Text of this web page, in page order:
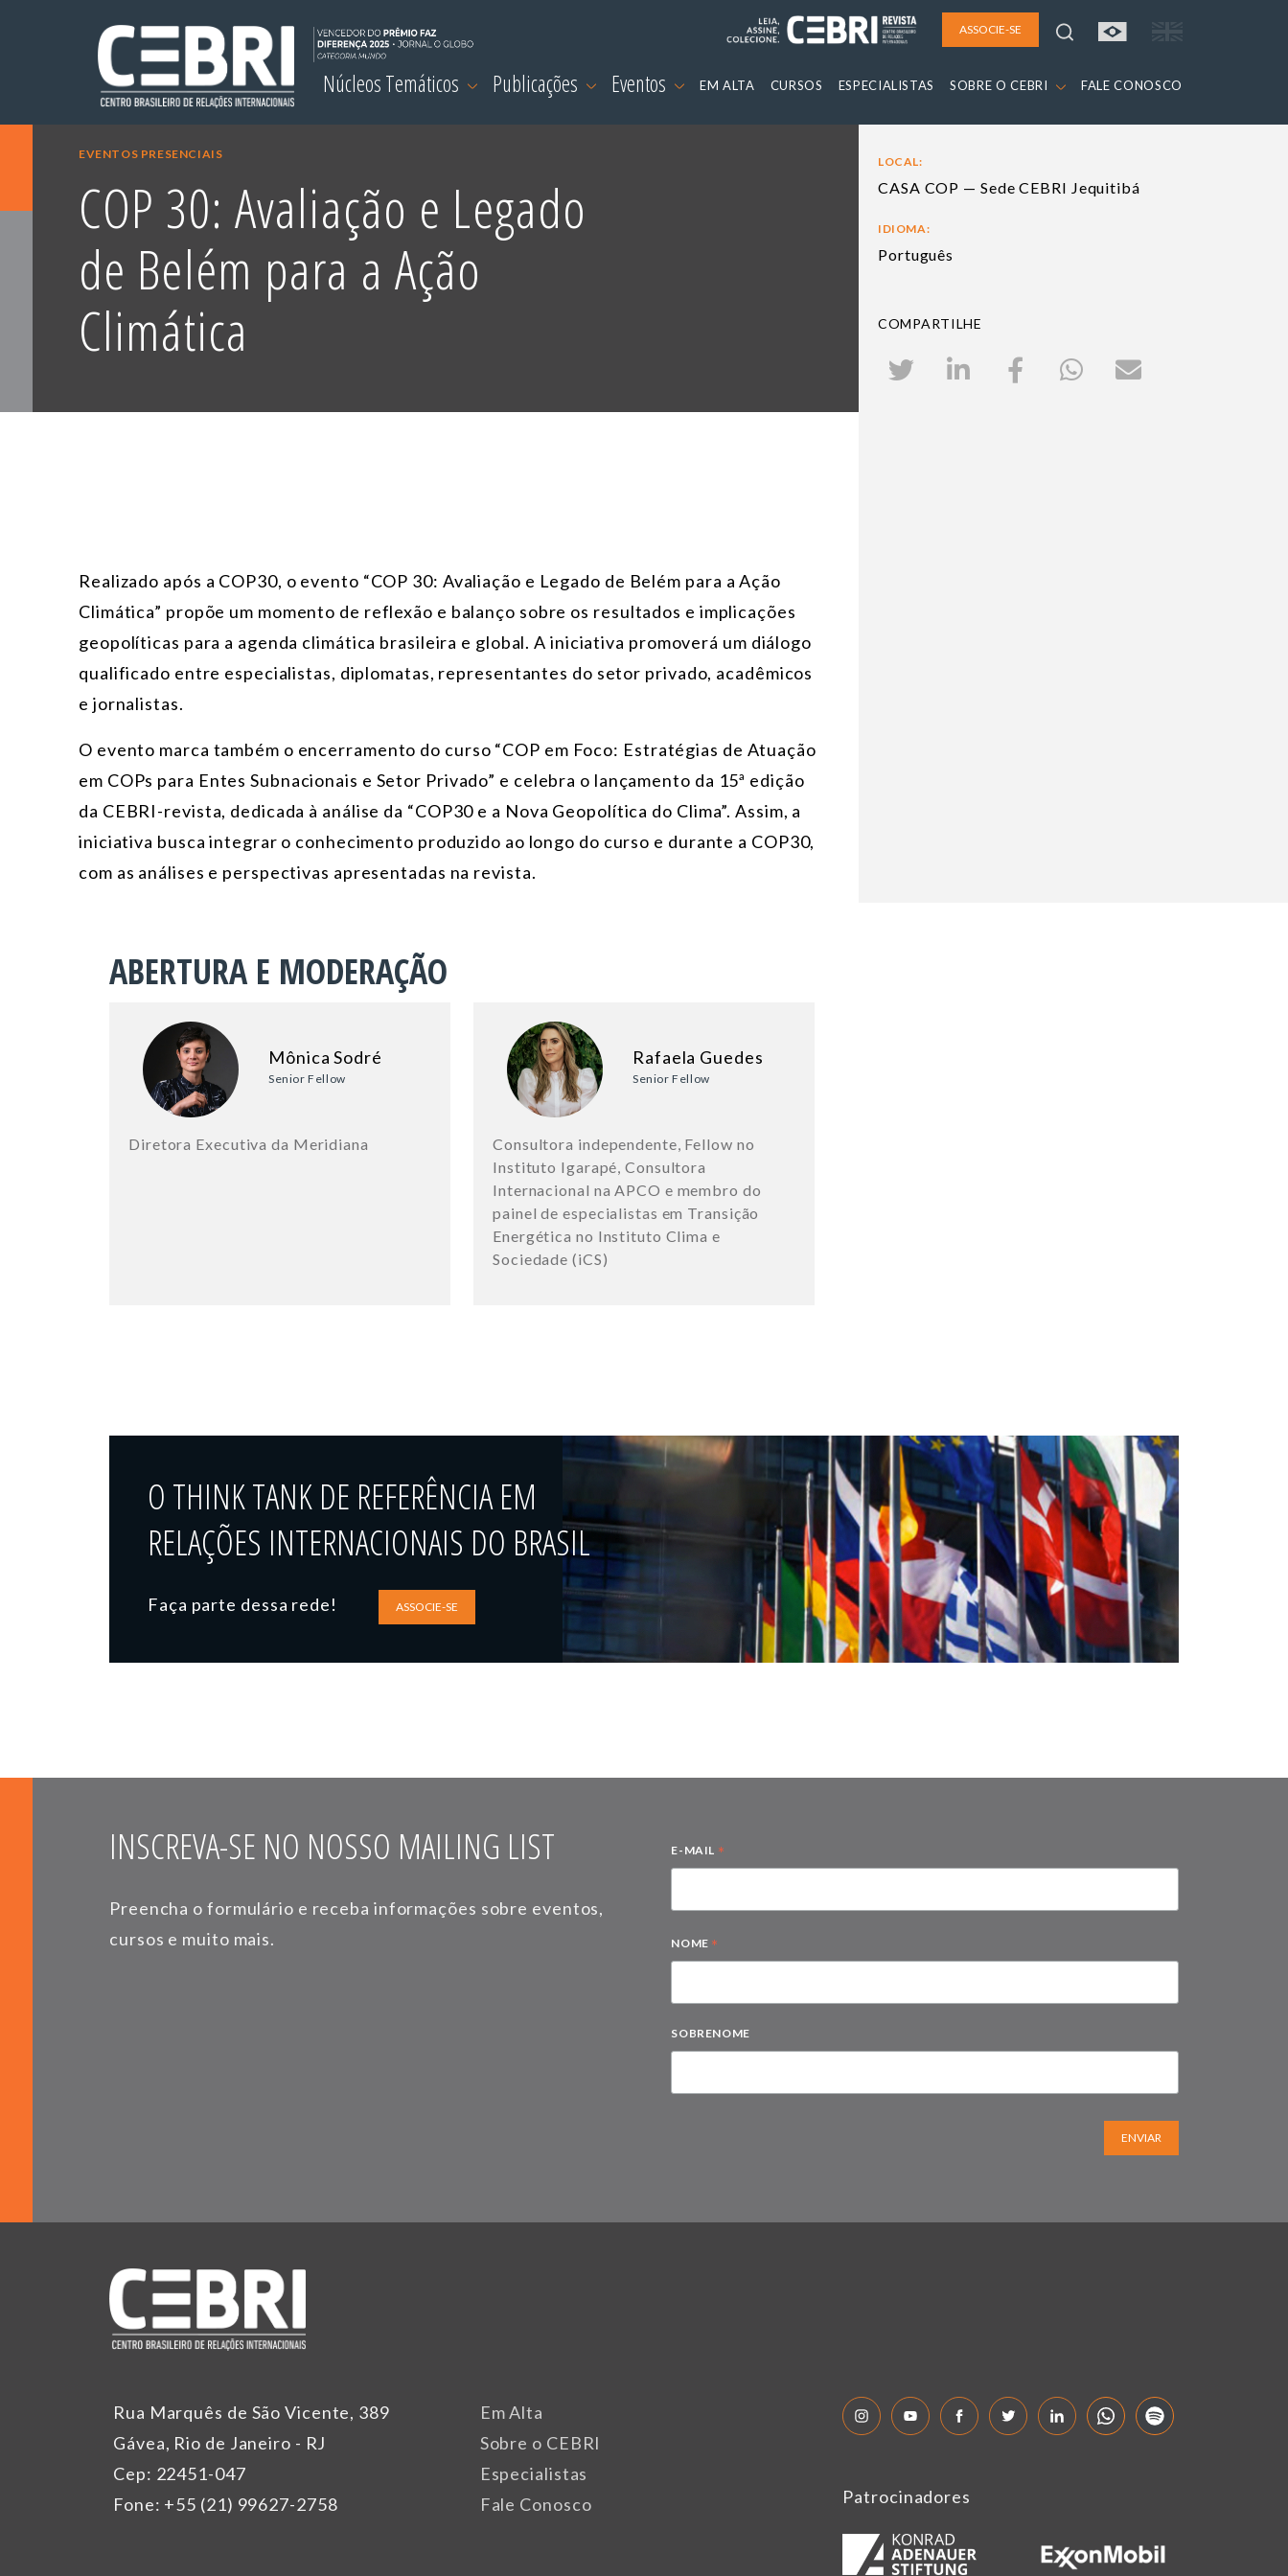
ASSOCIE-SE
Núcleos Temáticos Publicações Eventos EM ALTA CURSOS ESPECIALISTAS SOBRE O CEBRI FALE CONOSCO
EVENTOS PRESENCIAIS
COP 30: Avaliação e Legado
de Belém para a Ação
Climática
Realizado após a COP30, o evento “COP 30: Avaliação e Legado de Belém para a Ação
Climática” propõe um momento de reflexão e balanço sobre os resultados e implicações
geopolíticas para a agenda climática brasileira e global. A iniciativa promoverá um diálogo
qualificado entre especialistas, diplomatas, representantes do setor privado, acadêmicos
e jornalistas.
O evento marca também o encerramento do curso “COP em Foco: Estratégias de Atuação
em COPs para Entes Subnacionais e Setor Privado” e celebra o lançamento da 15ª edição
da CEBRI-revista, dedicada à análise da “COP30 e a Nova Geopolítica do Clima”. Assim, a
iniciativa busca integrar o conhecimento produzido ao longo do curso e durante a COP30,
com as análises e perspectivas apresentadas na revista.
LOCAL:
CASA COP — Sede CEBRI Jequitibá
IDIOMA:
Português
COMPARTILHE
ABERTURA E MODERAÇÃO
Mônica Sodré
Senior Fellow
Diretora Executiva da Meridiana
Rafaela Guedes
Senior Fellow
Consultora independente, Fellow no
Instituto Igarapé, Consultora
Internacional na APCO e membro do
painel de especialistas em Transição
Energética no Instituto Clima e
Sociedade (iCS)
O THINK TANK DE REFERÊNCIA EM
RELAÇÕES INTERNACIONAIS DO BRASIL
Faça parte dessa rede! ASSOCIE-SE
INSCREVA-SE NO NOSSO MAILING LIST
Preencha o formulário e receba informações sobre eventos,
cursos e muito mais.
E-MAIL *
NOME *
SOBRENOME
ENVIAR
Rua Marquês de São Vicente, 389
Gávea, Rio de Janeiro - RJ
Cep: 22451-047
Fone: +55 (21) 99627-2758
Em Alta
Sobre o CEBRI
Especialistas
Fale Conosco
Patrocinadores